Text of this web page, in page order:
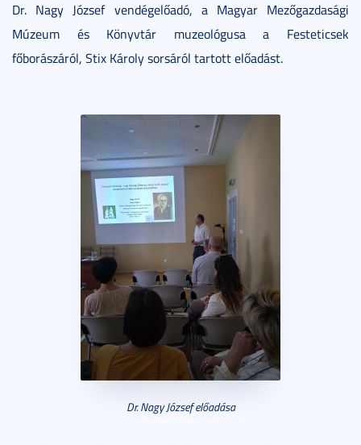
Dr. Nagy József vendégelőadó, a Magyar Mezőgazdasági
Múzeum és Könyvtár muzeológusa a Festeticsek
főborászáról, Stix Károly sorsáról tartott előadást.
Dr. Nagy József előadása